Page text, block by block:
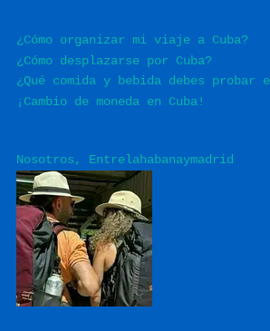
¿Cómo organizar mi viaje a Cuba?
¿Cómo desplazarse por Cuba?
¿Qué comida y bebida debes probar
¡Cambio de moneda en Cuba!
Nosotros, Entrelahabanaymadrid